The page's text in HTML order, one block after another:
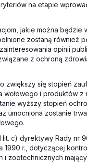
na etapie
jakie można będzie
zostaną również
opinii
z ochroną
zwiększy się stopień
wołowego i produktów z
wyższy stopień
umocniona zostanie
lit. c) dyrektywy Rady nr
1990 r., dotyczącej
i zootechnicznych